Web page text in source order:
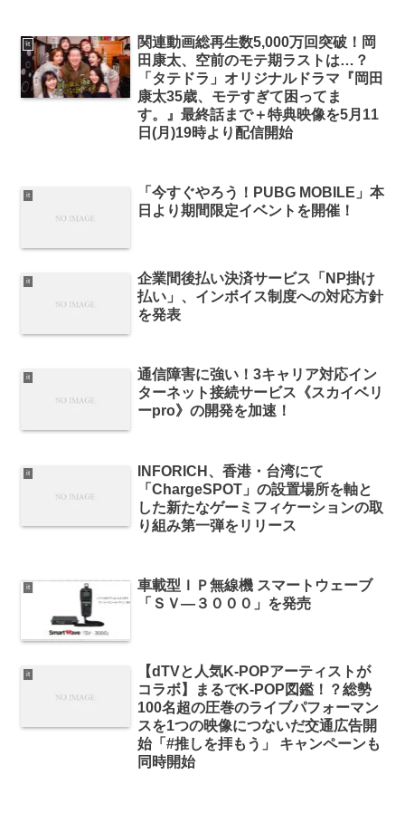
it
関連動画総再生数5,000万回突破！岡
田康太、空前のモテ期ラストは…？
「タテドラ」オリジナルドラマ『岡田
康太35歳、モテすぎて困ってま
す。』最終話まで＋特典映像を5月11
日(月)19時より配信開始
it
「今すぐやろう！PUBG MOBILE」本
日より期間限定イベントを開催！
it
企業間後払い決済サービス「NP掛け
払い」、インボイス制度への対応方針
を発表
it
通信障害に強い！3キャリア対応イン
ターネット接続サービス《スカイベリ
ーpro》の開発を加速！
it
INFORICH、香港・台湾にて
「ChargeSPOT」の設置場所を軸と
した新たなゲーミフィケーションの取
り組み第一弾をリリース
it
車載型ＩＰ無線機 スマートウェーブ
「ＳＶ—３０００」を発売
it
【dTVと人気K-POPアーティストが
コラボ】まるでK-POP図鑑！？総勢
100名超の圧巻のライブパフォーマン
スを1つの映像につないだ交通広告開
始「#推しを拝もう」 キャンペーンも
同時開始